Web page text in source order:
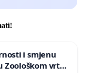
i smjenu
Zoološkom vrtu